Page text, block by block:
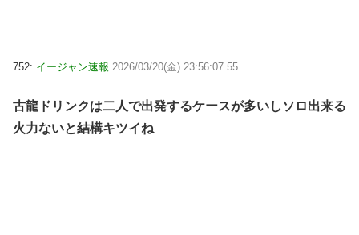
752: イージャン速報 2026/03/20(金) 23:56:07.55
古龍ドリンクは二人で出発するケースが多いしソロ出来る
火力ないと結構キツイね